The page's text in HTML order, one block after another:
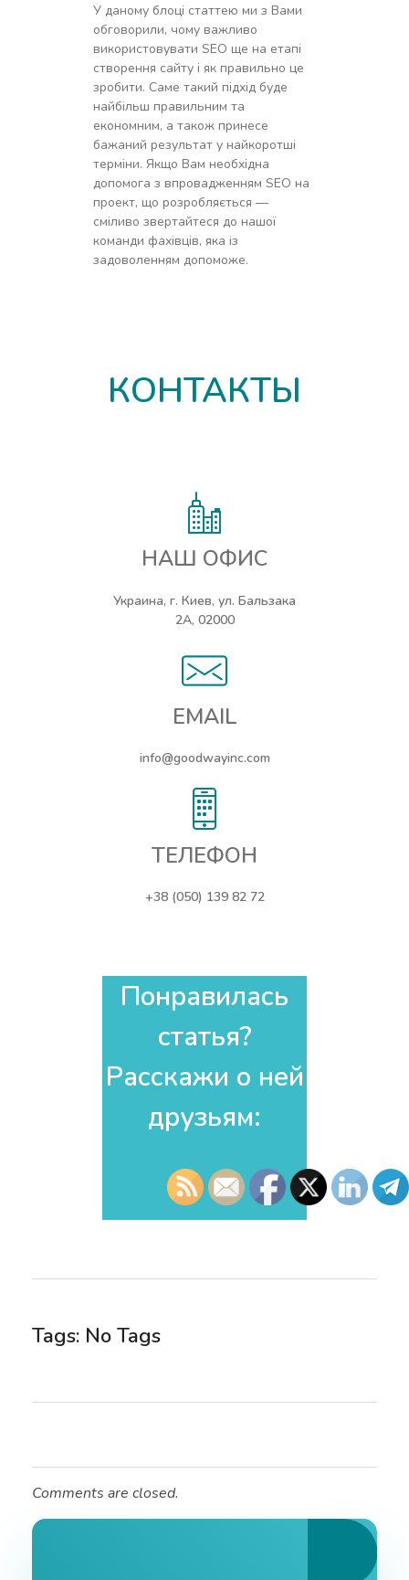
У даному блоці статтею ми з Вами
обговорили, чому важливо
використовувати SEO ще на етапі
створення сайту і як правильно це
зробити. Саме такий підхід буде
найбільш правильним та
економним, а також принесе
бажаний результат у найкоротші
терміни. Якщо Вам необхідна
допомога з впровадженням SEO на
проект, що розробляється —
сміливо звертайтеся до нашої
команди фахівців, яка із
задоволенням допоможе.
КОНТАКТЫ
НАШ ОФИС
Украина, г. Киев, ул. Бальзака
2А, 02000
EMAIL
info@goodwayinc.com
ТЕЛЕФОН
+38 (050) 139 82 72
Понравилась
статья?
Расскажи о ней
друзьям:​
Tags: No Tags
Comments are closed.